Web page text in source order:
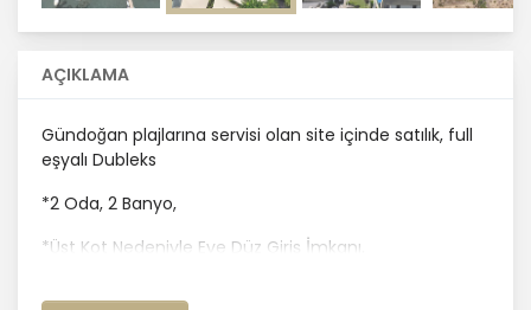
AÇIKLAMA
Gündoğan plajlarına servisi olan site içinde satılık, full
eşyalı Dubleks
*2 Oda, 2 Banyo,
*Üst Kot Nedeniyle Eve Düz Giriş İmkanı,